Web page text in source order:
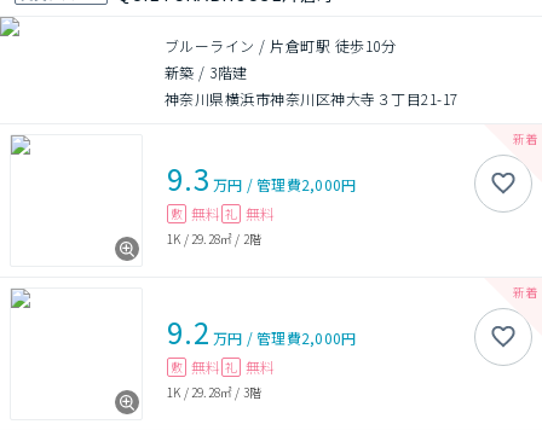
ブルーライン / 片倉町駅 徒歩10分
新築 / 3階建
神奈川県横浜市神奈川区神大寺３丁目21-17
9.3 万円 /管理費2,000円
敷 無料 礼 無料
1K / 29.28㎡ / 2階
9.2 万円 /管理費2,000円
敷 無料 礼 無料
1K / 29.28㎡ / 3階